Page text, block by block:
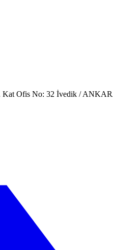
Kat Ofis No: 32 İvedik /